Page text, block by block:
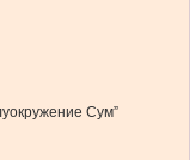
Сум”